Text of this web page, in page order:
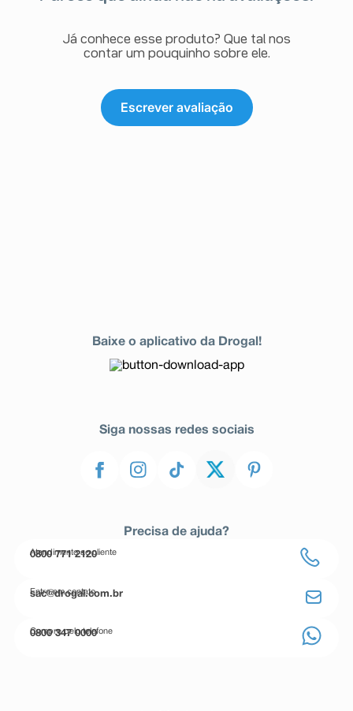
Já conhece esse produto? Que tal nos
contar um pouquinho sobre ele.
Escrever avaliação
Baixe o aplicativo da Drogal!
Siga nossas redes sociais
Precisa de ajuda?
Atendimento ao cliente
0800 771 2120
Entre em contato
sac@drogal.com.br
Compre pelo telefone
0800 347 0000